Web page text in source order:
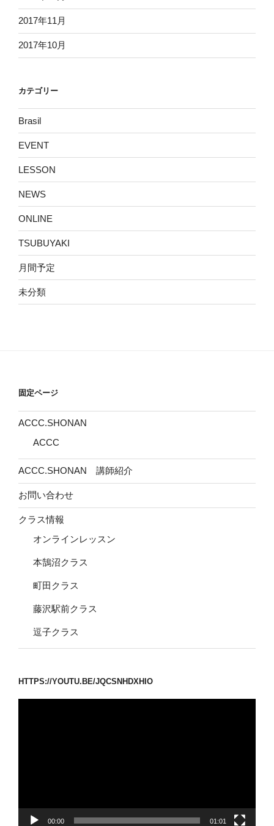
2017年11月
2017年10月
カテゴリー
Brasil
EVENT
LESSON
NEWS
ONLINE
TSUBUYAKI
月間予定
未分類
固定ページ
ACCC.SHONAN
ACCC
ACCC.SHONAN 講師紹介
お問い合わせ
クラス情報
オンラインレッスン
本鵠沼クラス
町田クラス
藤沢駅前クラス
逗子クラス
HTTPS://YOUTU.BE/JQCSNHDXHIO
00:00 01:01